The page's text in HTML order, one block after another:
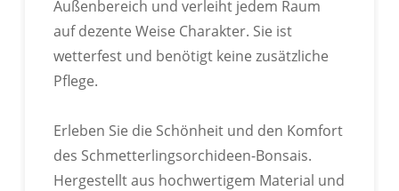
Außenbereich und verleiht jedem Raum
auf dezente Weise Charakter. Sie ist
wetterfest und benötigt keine zusätzliche
Pflege.
Erleben Sie die Schönheit und den Komfort
des Schmetterlingsorchideen-Bonsais.
Hergestellt aus hochwertigem Material und